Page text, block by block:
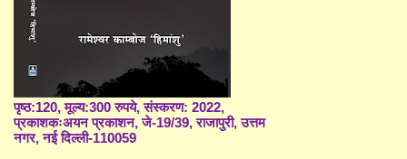
पृष्ठ:120, मूल्य:300 रुपये, संस्करण: 2022,
प्रकाशकःअयन प्रकाशन, जे-19/39, राजापुरी, उत्तम
नगर, नई दिल्ली-110059